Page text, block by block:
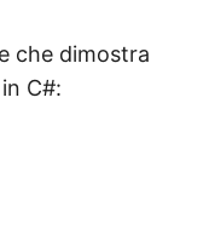
che dimostra
C#: